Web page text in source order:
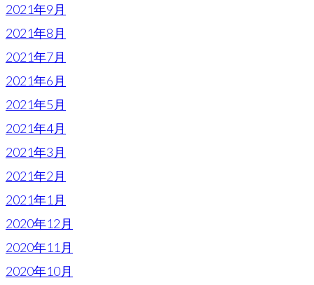
2021年9月
2021年8月
2021年7月
2021年6月
2021年5月
2021年4月
2021年3月
2021年2月
2021年1月
2020年12月
2020年11月
2020年10月